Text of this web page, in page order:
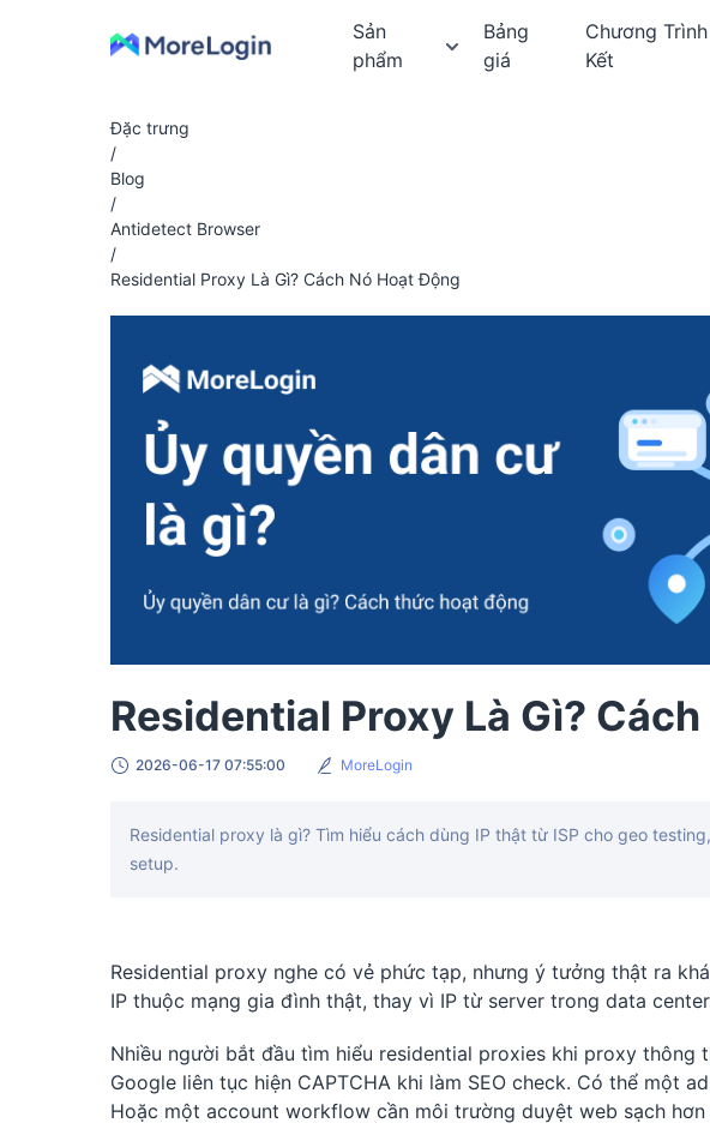
Sản
phẩm
Bảng
giá
Chương
Kết
Đặc trưng
/
Blog
/
Antidetect Browser
/
Residential Proxy Là Gì? Cách Nó Hoạt Động
Residential Proxy Là Gì?
2026-06-17 07:55:00 MoreLogin
Residential proxy là gì? Tìm hiểu cách dùng IP thật từ ISP cho geo
setup.
Residential proxy nghe có vẻ phức tạp, nhưng ý tưởng thật ra
IP thuộc mạng gia đình thật, thay vì IP từ server trong data
Nhiều người bắt đầu tìm hiểu residential proxies khi proxy thông
Google liên tục hiện CAPTCHA khi làm SEO check. Có thể một
Hoặc một account workflow cần môi trường duyệt web sạch hơn